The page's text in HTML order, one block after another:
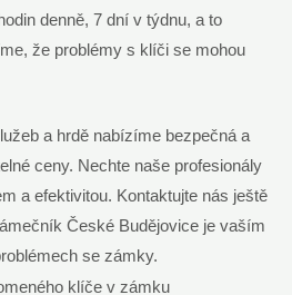
denně, 7 dní v týdnu, a to
že problémy s klíči se mohou
a hrdě nabízíme bezpečná a
ceny. Nechte naše profesionály
a efektivitou. Kontaktujte nás ještě
České Budějovice je vaším
se zámky.